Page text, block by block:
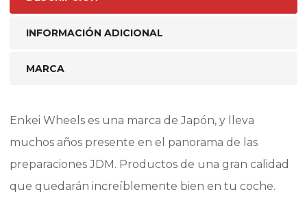
INFORMACIÓN ADICIONAL
MARCA
Enkei Wheels es una marca de Japón, y lleva
muchos años presente en el panorama de las
preparaciones JDM. Productos de una gran calidad
que quedarán increíblemente bien en tu coche.